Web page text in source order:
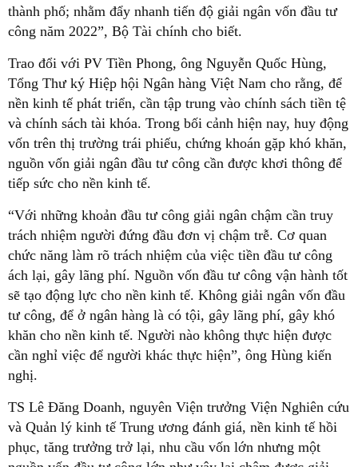
thành phố; nhằm đẩy nhanh tiến độ giải ngân vốn đầu tư
công năm 2022”, Bộ Tài chính cho biết.
Trao đổi với PV Tiền Phong, ông Nguyễn Quốc Hùng,
Tổng Thư ký Hiệp hội Ngân hàng Việt Nam cho rằng, để
nền kinh tế phát triển, cần tập trung vào chính sách tiền tệ
và chính sách tài khóa. Trong bối cảnh hiện nay, huy động
vốn trên thị trường trái phiếu, chứng khoán gặp khó khăn,
nguồn vốn giải ngân đầu tư công cần được khơi thông để
tiếp sức cho nền kinh tế.
“Với những khoản đầu tư công giải ngân chậm cần truy
trách nhiệm người đứng đầu đơn vị chậm trễ. Cơ quan
chức năng làm rõ trách nhiệm của việc tiền đầu tư công
ách lại, gây lãng phí. Nguồn vốn đầu tư công vận hành tốt
sẽ tạo động lực cho nền kinh tế. Không giải ngân vốn đầu
tư công, để ở ngân hàng là có tội, gây lãng phí, gây khó
khăn cho nền kinh tế. Người nào không thực hiện được
cần nghỉ việc để người khác thực hiện”, ông Hùng kiến
nghị.
TS Lê Đăng Doanh, nguyên Viện trưởng Viện Nghiên cứu
và Quản lý kinh tế Trung ương đánh giá, nền kinh tế hồi
phục, tăng trưởng trở lại, nhu cầu vốn lớn nhưng một